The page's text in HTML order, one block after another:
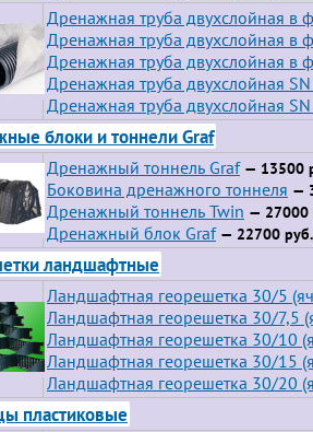
Дренажная труба двухслойная в
Дренажная труба двухслойная в
Дренажная труба двухслойная в
Дренажная труба двухслойная
Дренажная труба двухслойная
блоки и тоннели Graf
Дренажный тоннель Graf— 13500
Боковина дренажного тоннеля —
Дренажный тоннель Twin — 27000
Дренажный блок Graf— 22700
ландшафтные
Ландшафтная георешетка 30/5
Ландшафтная георешетка 30/7,5
Ландшафтная георешетка 30/10
Ландшафтная георешетка 30/15
Ландшафтная георешетка 30/20
пластиковые